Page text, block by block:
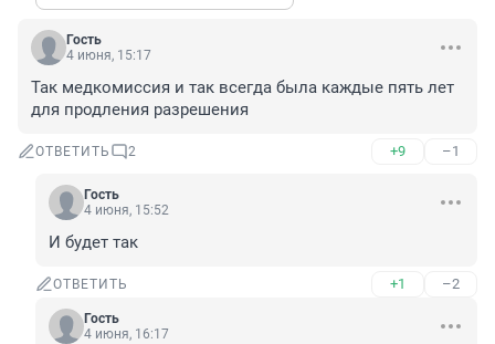
Гость
4 июня, 15:17
Так медкомиссия и так всегда была каждые пять лет
для продления разрешения
ОТВЕТИТЬ 2 +9 –1
Гость
4 июня, 15:52
И будет так
ОТВЕТИТЬ +1 –2
Гость
4 июня, 16:17